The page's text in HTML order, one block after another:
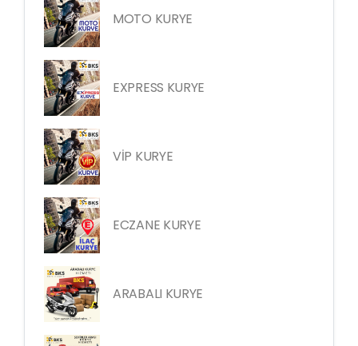
MOTO KURYE
EXPRESS KURYE
VİP KURYE
ECZANE KURYE
ARABALI KURYE